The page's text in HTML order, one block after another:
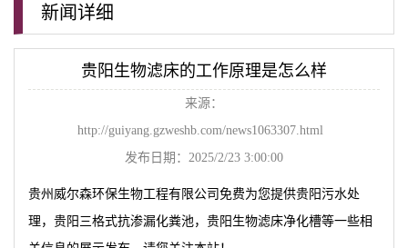
新闻详细
贵阳生物滤床的工作原理是怎么样
来源：
http://guiyang.gzweshb.com/news1063307.html
发布日期：2025/2/23 3:00:00
贵州威尔森环保生物工程有限公司免费为您提供贵阳污水处
理 ，贵阳三格式抗渗漏化粪池，贵阳生物滤床净化槽等一些相